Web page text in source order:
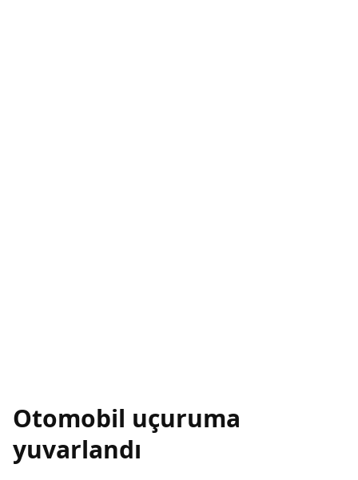
Otomobil uçuruma
yuvarlandı